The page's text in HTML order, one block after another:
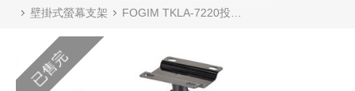
壁掛式螢幕支架 FOGIM TKLA-7220投影機吊架
已售完